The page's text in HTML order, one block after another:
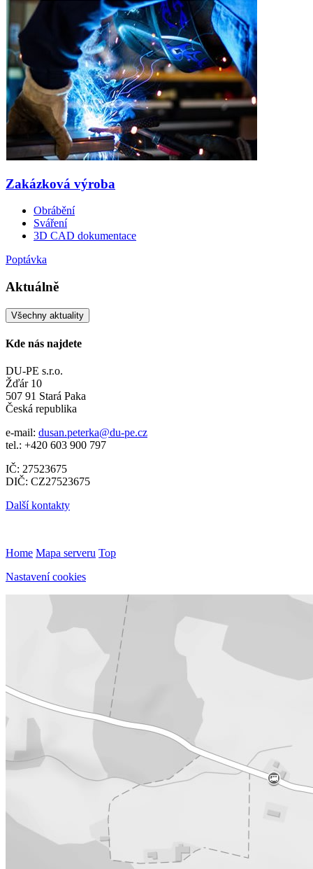
Zakázková výroba
Obrábění
Sváření
3D CAD dokumentace
Poptávka
Aktuálně
Všechny aktuality
Kde nás najdete
DU-PE s.r.o.
Žďár 10
507 91 Stará Paka
Česká republika
e-mail: dusan.peterka@du-pe.cz
tel.: +420 603 900 797
IČ: 27523675
DIČ: CZ27523675
Další kontakty
Home Mapa serveru Top
Nastavení cookies